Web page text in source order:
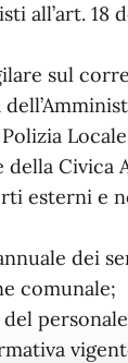
all’art. 18
sul
Civica
esterni e
dei
comunale;
del